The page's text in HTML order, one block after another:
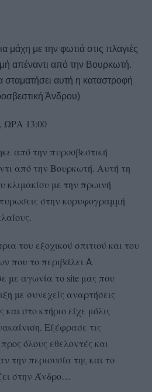
μάχη με την φωτιά στις πλαγιές
απέναντι από την Βουρκωτή.
σταματήσει αυτή η καταστροφή
Άνδρου)
ΩΡΑ 13:00
από την πυροσβεστική
από την Βουρκωτή. Αυτή τη
κλιμακίου με την πρωινή
στην κορυφογραμμή
του εξοχικού σπιτιού και του
που το περιβάλει Α.
με αγωνία το site μας που
με συνεχείς αναρτήσεις
στο κτήριο είχε μόλις
Εξέφρασε τις
όλους εθελοντές και
την περιουσία της και το
στην Άνδρο…